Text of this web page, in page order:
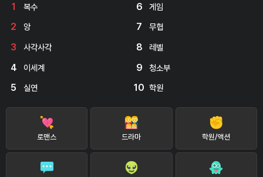
1
복수
2 앙
3 사각사각
4 이세계
5 실연
6 게임
7 무협
8 레벨
9 청소부
10 학원
로맨스 드라마 학원/액션